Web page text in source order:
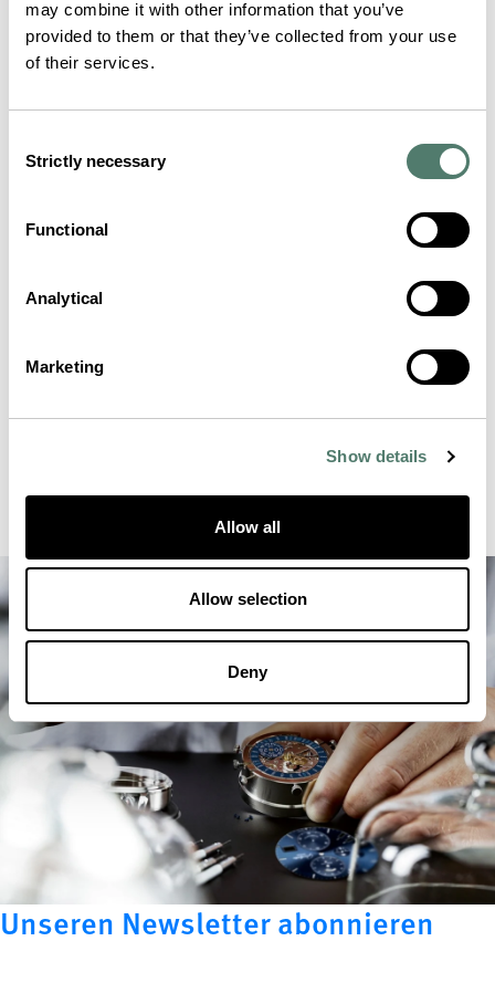
may combine it with other information that you’ve
provided to them or that they’ve collected from your use
of their services.
Selection
Strictly necessary
Functional
Analytical
Marketing
Show details
Allow all
Allow selection
Deny
Unseren Newsletter abonnieren